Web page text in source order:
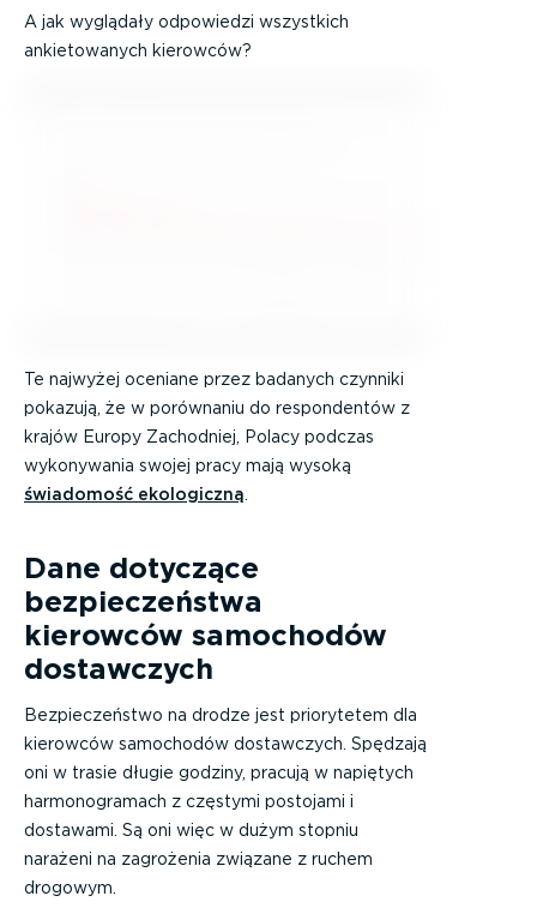
A jak wyglądały odpowiedzi wszystkich
ankietowanych kierowców?
Te najwyżej oceniane przez badanych czynniki
pokazują, że w porównaniu do respondentów z
krajów Europy Zachodniej, Polacy podczas
wykonywania swojej pracy mają wysoką
świadomość ekologiczną.
Dane dotyczące
bezpieczeństwa
kierowców samochodów
dostawczych
Bezpieczeństwo na drodze jest priorytetem dla
kierowców samochodów dostawczych. Spędzają
oni w trasie długie godziny, pracują w napiętych
harmonogramach z częstymi postojami i
dostawami. Są oni więc w dużym stopniu
narażeni na zagrożenia związane z ruchem
drogowym.